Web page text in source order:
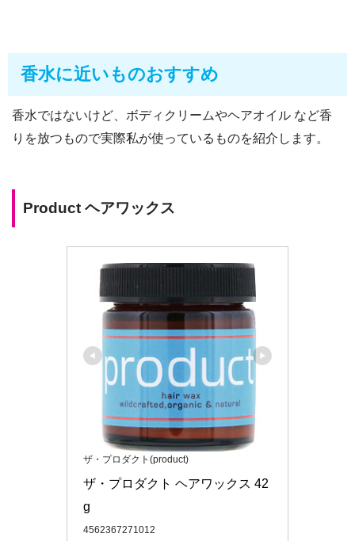
香水に近いものおすすめ
香水ではないけど、ボディクリームやヘアオイル など香
りを放つもので実際私が使っているものを紹介します。
Product ヘアワックス
ザ・プロダクト(product)
ザ・プロダクト ヘアワックス 42
g
4562367271012